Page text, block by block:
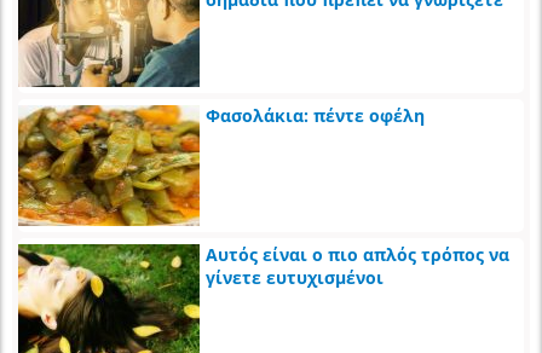
Φασολάκια: πέντε οφέλη
Αυτός είναι ο πιο απλός τρόπος να
γίνετε ευτυχισμένοι